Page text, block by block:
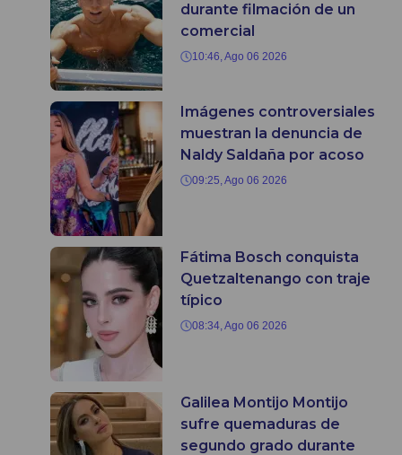
durante filmación de un
comercial
10:46, Ago 06 2026
Imágenes controversiales
muestran la denuncia de
Naldy Saldaña por acoso
09:25, Ago 06 2026
Fátima Bosch conquista
Quetzaltenango con traje
típico
08:34, Ago 06 2026
Galilea Montijo Montijo
sufre quemaduras de
segundo grado durante